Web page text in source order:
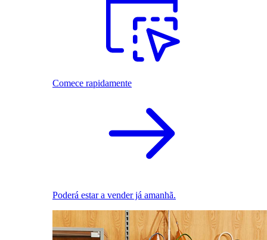
Comece rapidamente
Poderá estar a vender já amanhã.